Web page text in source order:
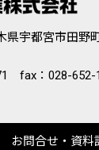
宇都宮市田野
fax：028-652-
お問合せ・資料